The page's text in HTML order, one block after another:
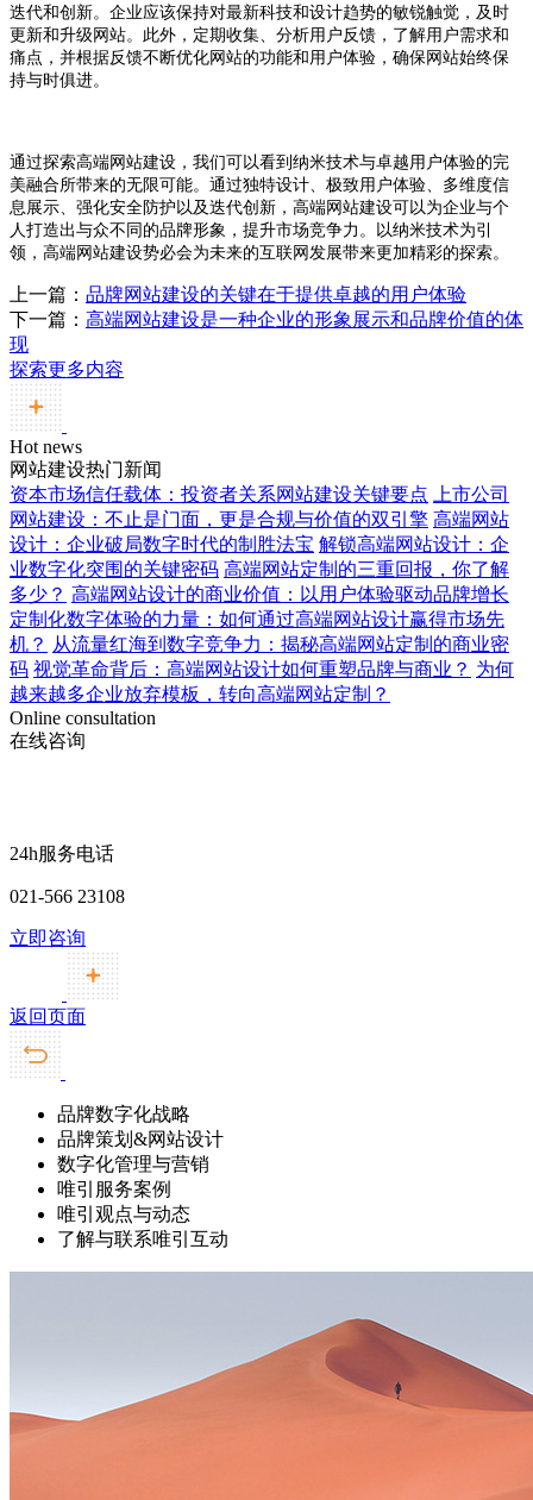
迭代和创新。企业应该保持对最新科技和设计趋势的敏锐触觉，及时
更新和升级网站。此外，定期收集、分析用户反馈，了解用户需求和
痛点，并根据反馈不断优化网站的功能和用户体验，确保网站始终保
持与时俱进。
通过探索高端网站建设，我们可以看到纳米技术与卓越用户体验的完
美融合所带来的无限可能。通过独特设计、极致用户体验、多维度信
息展示、强化安全防护以及迭代创新，高端网站建设可以为企业与个
人打造出与众不同的品牌形象，提升市场竞争力。以纳米技术为引
领，高端网站建设势必会为未来的互联网发展带来更加精彩的探索。
上一篇： 品牌网站建设的关键在于提供卓越的用户体验
下一篇： 高端网站建设是一种企业的形象展示和品牌价值的体
现
探索更多内容
Hot news
网站建设热门新闻
资本市场信任载体：投资者关系网站建设关键要点
上市公司
网站建设：不止是门面，更是合规与价值的双引擎 高端网站
设计：企业破局数字时代的制胜法宝 解锁高端网站设计：企
业数字化突围的关键密码 高端网站定制的三重回报，你了解
多少？ 高端网站设计的商业价值：以用户体验驱动品牌增长
定制化数字体验的力量：如何通过高端网站设计赢得市场先
机？ 从流量红海到数字竞争力：揭秘高端网站定制的商业密
码 视觉革命背后：高端网站设计如何重塑品牌与商业？ 为何
越来越多企业放弃模板，转向高端网站定制？
Online consultation
在线咨询
24h服务电话
021-566 23108
立即咨询
返回页面
品牌数字化战略
品牌策划&网站设计
数字化管理与营销
唯引服务案例
唯引观点与动态
了解与联系唯引互动